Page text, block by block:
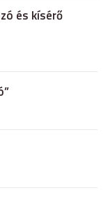
és kísérő